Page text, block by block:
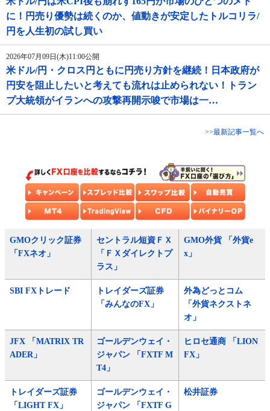
に！円売り優勢は続くのか、値動きが安定したトルコリラ/
円を人生初の試し買い
2026年07月09日(木)11:00公開
米ドル/円・クロス円ともに円売り方針を継続！日本政府が
円安を阻止したいと考えても流れは止められない！トラン
プ大統領がイランへの攻撃再開示唆で市場は一…
>>最新記事一覧へ
GMOクリック証券
「FXネオ」
セントラル短資ＦＸ
「ＦＸダイレクトプ
ラス」
GMO外貨 「外貨e
x」
SBI FXトレード
トレイダーズ証券
「みんなのFX」
外為どっとコム
「外貨ネクストネ
オ」
JFX 「MATRIX TR
ADER」
ゴールデンウェイ・
ジャパン 「FXTF M
T4」
ヒロセ通商 「LION
FX」
トレイダーズ証券
「LIGHT FX」
ゴールデンウェイ・
ジャパン 「FXTF G
松井証券